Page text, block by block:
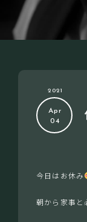
2021
Apr
04
今日はお休み
朝から家事と